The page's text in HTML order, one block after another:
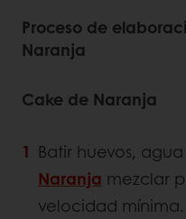
Proceso de
Naranja
Cake de Naranja
Batir huevos,
Naranja mezclar
velocidad mínima.